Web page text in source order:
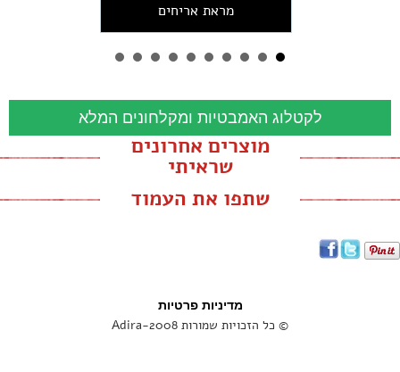
מראת אריחים
לקטלוג האמבטיות ומקלחונים המלא
מוצרים אחרונים
שראיתי
שתפו את העמוד
מדיניות פרטיות
© כל הזכויות שמורות Adira-2008